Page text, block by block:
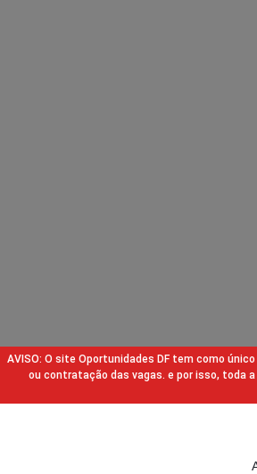
AVISO: O site Oportunidades DF tem como
ou contratação das vagas. e por isso, toda